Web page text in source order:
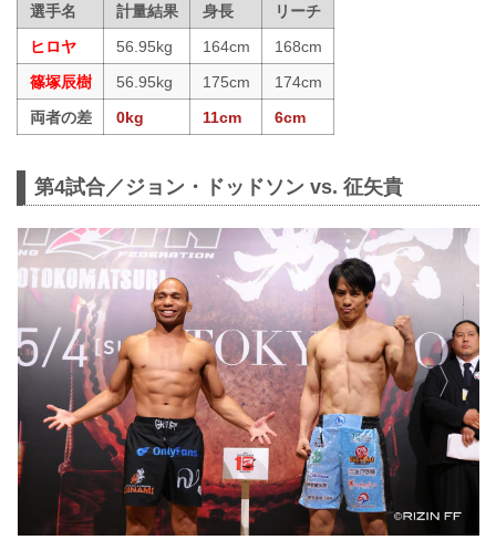
選手名 計量結果 身長
リーチ
ヒロヤ
56.95kg 164cm
168cm
篠塚辰樹
56.95kg 175cm
174cm
両者の差
0kg 11cm 6cm
第4試合／ジョン・ドッドソン vs. 征矢貴